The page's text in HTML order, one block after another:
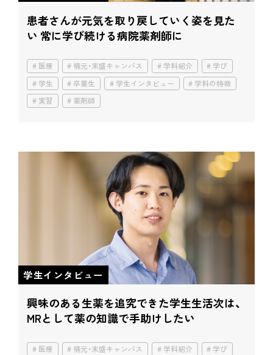
患者さんが元気を取り戻していく姿を見た
い 常に学び続ける病院薬剤師に
医療 楠元・末盛キャンパス 学科紹介
学び
学生
卒業生 学生インタビュー
学科の特徴
実習
薬剤師
学生インタビュー
興味のある生薬を追究できた学生生活次は、
MRとして薬の知識で手助けしたい
医療 楠元・末盛キャンパス 学科紹介
学び